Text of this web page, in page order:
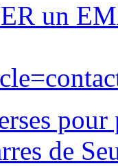
un
pour
de